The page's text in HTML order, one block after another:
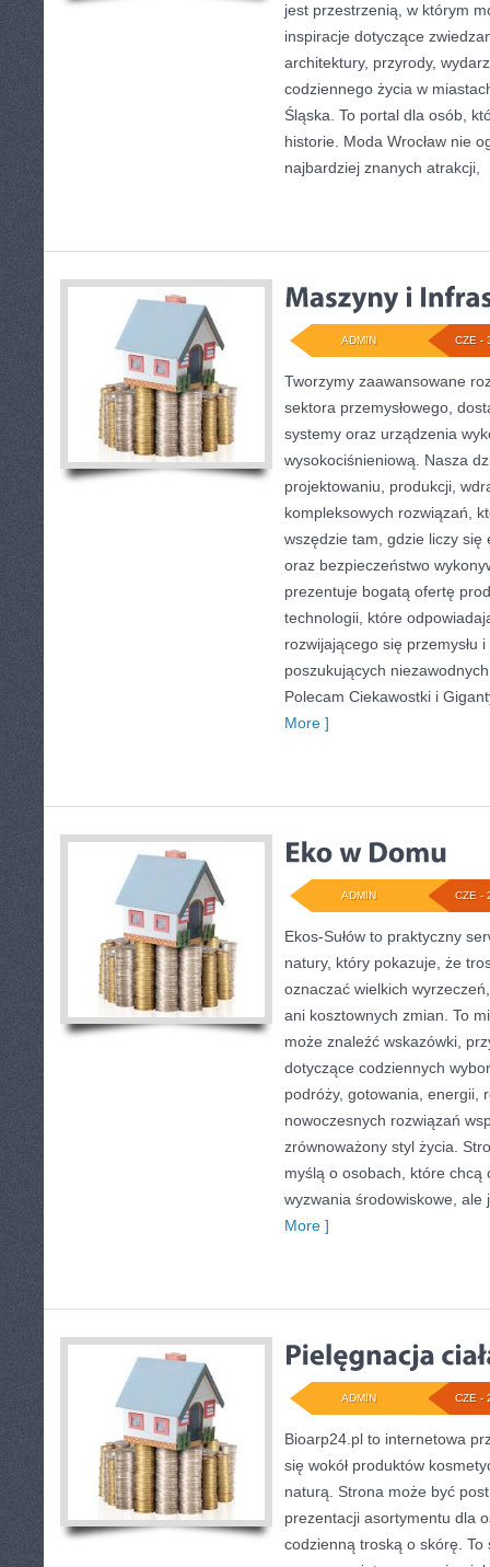
jest przestrzenią, w którym
inspiracje dotyczące
architektury, przyrody,
codziennego życia w
Śląska. To portal dla osób,
historie. Moda Wrocław nie
najbardziej znanych atrakcji,
CZE -
ADMIN
Tworzymy zaawansowane
sektora przemysłowego,
systemy oraz urządzenia
wysokociśnieniową. Nasza
projektowaniu, produkcji,
kompleksowych rozwiązań,
wszędzie tam, gdzie liczy się
oraz bezpieczeństwo
prezentuje bogatą ofertę
technologii, które
rozwijającego się przemysłu
poszukujących
Polecam Ciekawostki i
More ]
CZE -
ADMIN
Ekos-Sułów to praktyczny
natury, który pokazuje, że
oznaczać wielkich
ani kosztownych zmian. To
może znaleźć wskazówki,
dotyczące codziennych
podróży, gotowania, energii,
nowoczesnych rozwiązań
zrównoważony styl życia.
myślą o osobach, które chcą
wyzwania środowiskowe, ale
More ]
CZE -
ADMIN
Bioarp24.pl to internetowa
się wokół produktów
naturą. Strona może być
prezentacji asortymentu dla
codzienną troską o skórę.